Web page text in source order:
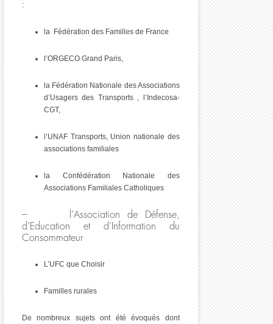
:
la Fédération des Familles de France
l’ORGECO Grand Paris,
la Fédération Nationale des Associations
d’Usagers des Transports , l’Indecosa-
CGT,
l’UNAF Transports, Union nationale des
associations familiales
la Confédération Nationale des
Associations Familiales Catholiques
– l’Association de Défense,
d’Education et d’Information du
Consommateur
L’UFC que Choisir
Familles rurales
De nombreux sujets ont été évoqués dont